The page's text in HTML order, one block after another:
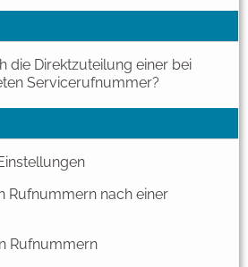
die Direktzuteilung einer bei
Servicerufnummer?
Rufnummern nach einer
Rufnummern